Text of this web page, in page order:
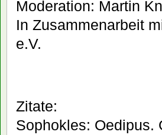
Moderation: Martin
In Zusammenarbeit
e.V.
Zitate:
Sophokles: Oedipus.